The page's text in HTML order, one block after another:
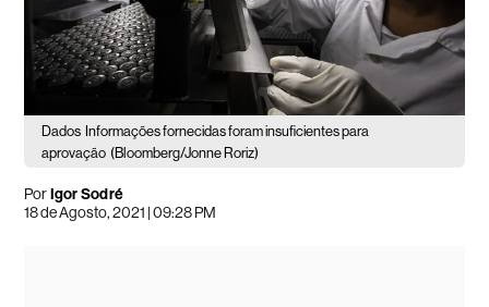
Dados Informações fornecidas foram insuficientes para
aprovação (Bloomberg/Jonne Roriz)
PorIgor Sodré
18 de Agosto, 2021 | 09:28 PM